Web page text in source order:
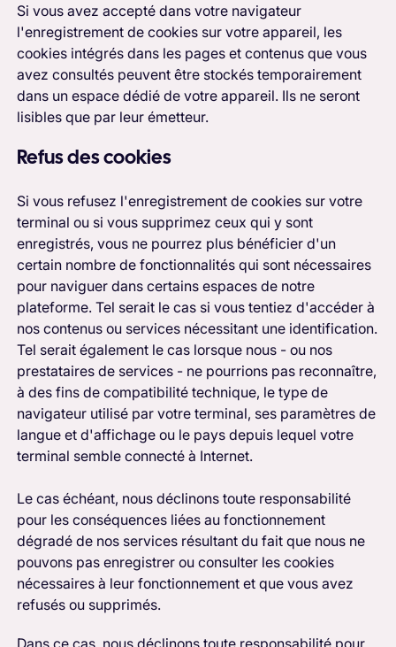
Si vous avez accepté dans votre navigateur
l'enregistrement de cookies sur votre appareil, les
cookies intégrés dans les pages et contenus que vous
avez consultés peuvent être stockés temporairement
dans un espace dédié de votre appareil. Ils ne seront
lisibles que par leur émetteur.
Refus des cookies
Si vous refusez l'enregistrement de cookies sur votre
terminal ou si vous supprimez ceux qui y sont
enregistrés, vous ne pourrez plus bénéficier d'un
certain nombre de fonctionnalités qui sont nécessaires
pour naviguer dans certains espaces de notre
plateforme. Tel serait le cas si vous tentiez d'accéder à
nos contenus ou services nécessitant une identification.
Tel serait également le cas lorsque nous - ou nos
prestataires de services - ne pourrions pas reconnaître,
à des fins de compatibilité technique, le type de
navigateur utilisé par votre terminal, ses paramètres de
langue et d'affichage ou le pays depuis lequel votre
terminal semble connecté à Internet.
Le cas échéant, nous déclinons toute responsabilité
pour les conséquences liées au fonctionnement
dégradé de nos services résultant du fait que nous ne
pouvons pas enregistrer ou consulter les cookies
nécessaires à leur fonctionnement et que vous avez
refusés ou supprimés.
Dans ce cas, nous déclinons toute responsabilité pour